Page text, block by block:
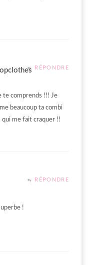
RÉPONDRE
te comprends !!! Je
beaucoup ta combi
me fait craquer !!
RÉPONDRE
!